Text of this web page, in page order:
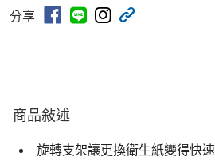
分享
商品敍述
旋轉支架讓更換衛生紙變得快